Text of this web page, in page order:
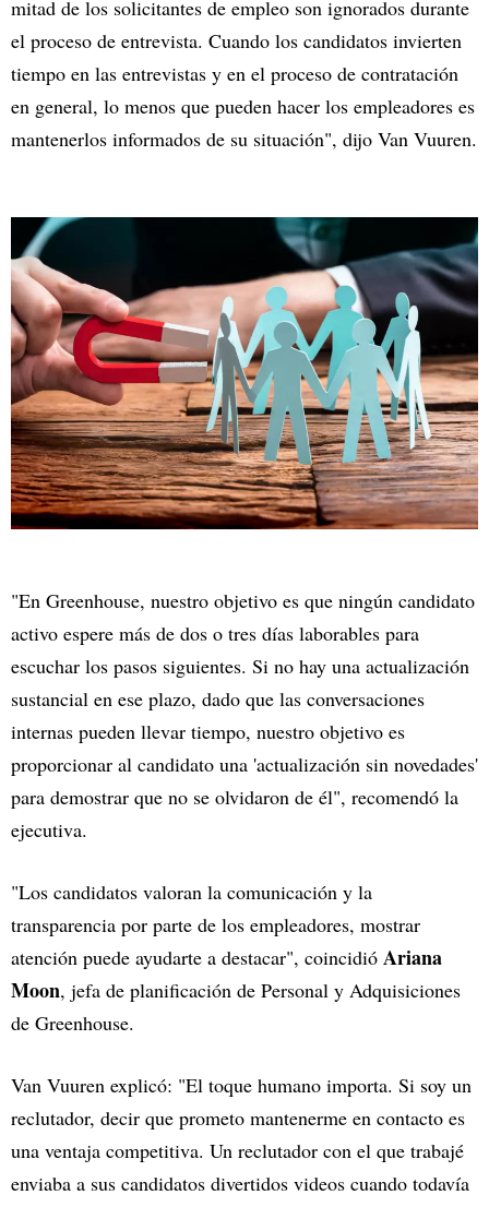
mitad de los solicitantes de empleo son ignorados durante
el proceso de entrevista. Cuando los candidatos invierten
tiempo en las entrevistas y en el proceso de contratación
en general, lo menos que pueden hacer los empleadores es
mantenerlos informados de su situación", dijo Van Vuuren.
"En Greenhouse, nuestro objetivo es que ningún candidato
activo espere más de dos o tres días laborables para
escuchar los pasos siguientes. Si no hay una actualización
sustancial en ese plazo, dado que las conversaciones
internas pueden llevar tiempo, nuestro objetivo es
proporcionar al candidato una 'actualización sin novedades'
para demostrar que no se olvidaron de él", recomendó la
ejecutiva.
"Los candidatos valoran la comunicación y la
transparencia por parte de los empleadores, mostrar
atención puede ayudarte a destacar", coincidió Ariana
Moon, jefa de planificación de Personal y Adquisiciones
de Greenhouse.
Van Vuuren explicó: "El toque humano importa. Si soy un
reclutador, decir que prometo mantenerme en contacto es
una ventaja competitiva. Un reclutador con el que trabajé
enviaba a sus candidatos divertidos videos cuando todavía